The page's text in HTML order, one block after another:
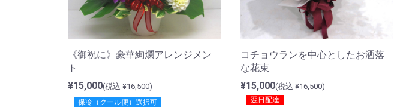
《御祝に》豪華絢爛アレンジメン
ト
¥15,000(税込 ¥16,500)
保冷（クール便）選択可
コチョウランを中心としたお洒落
な花束
¥15,000(税込 ¥16,500)
翌日配達